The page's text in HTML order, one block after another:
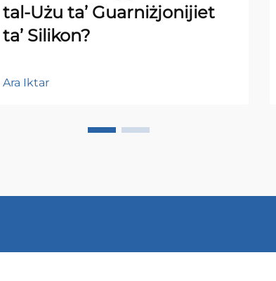
tal-Użu ta’ Guarniżjonijiet
ta’ Silikon?
Ara Iktar